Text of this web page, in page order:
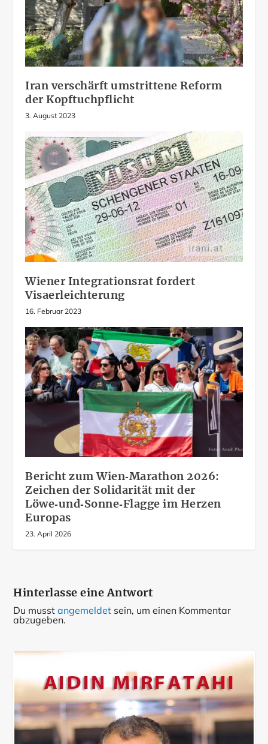
Iran verschärft umstrittene Reform
der Kopftuchpflicht
3. August 2023
Wiener Integrationsrat fordert
Visaerleichterung
16. Februar 2023
Bericht zum Wien‑Marathon 2026:
Zeichen der Solidarität mit der
Löwe‑und‑Sonne‑Flagge im Herzen
Europas
23. April 2026
Hinterlasse eine Antwort
Du musstangemeldet sein, um einen Kommentar
abzugeben.